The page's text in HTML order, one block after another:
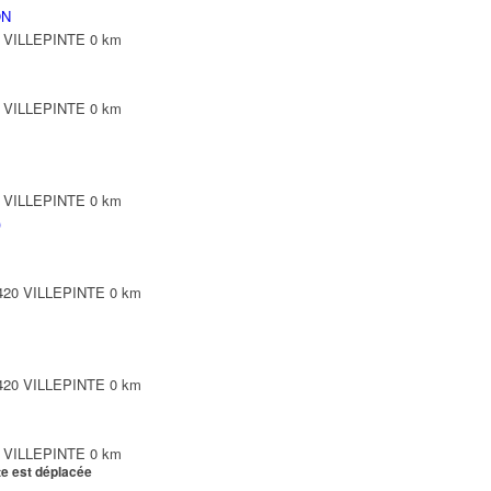
0 km
0 km
0 km
VILLEPINTE 0 km
VILLEPINTE 0 km
0 km
est déplacée